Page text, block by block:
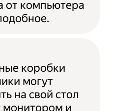
от компьютера
коробки
могут
на свой стол
монитором и